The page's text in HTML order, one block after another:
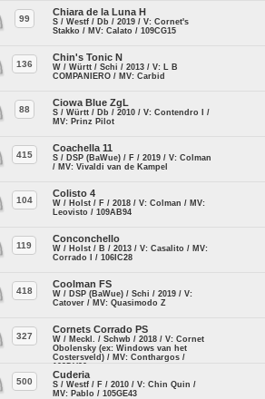
99
Chiara de la Luna H
S / Westf / Db / 2019 / V: Cornet's
Stakko / MV: Calato / 109CG15
136
Chin's Tonic N
W / Württ / Schi / 2013 / V: L B
COMPANIERO / MV: Carbid
88
Ciowa Blue ZgL
S / Württ / Db / 2010 / V: Contendro I /
MV: Prinz Pilot
415
Coachella 11
S / DSP (BaWue) / F / 2019 / V: Colman
/ MV: Vivaldi van de Kampel
104
Colisto 4
W / Holst / F / 2018 / V: Colman / MV:
Leovisto / 109AB94
119
Conconchello
W / Holst / B / 2013 / V: Casalito / MV:
Corrado I / 106IC28
418
Coolman FS
W / DSP (BaWue) / Schi / 2019 / V:
Catover / MV: Quasimodo Z
327
Cornets Corrado PS
W / Meckl. / Schwb / 2018 / V: Cornet
Obolensky (ex: Windows van het
Costersveld) / MV: Conthargos /
109DV90
500
Cuderia
S / Westf / F / 2010 / V: Chin Quin /
MV: Pablo / 105GE43